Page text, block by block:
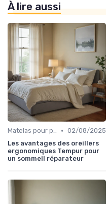
À lire aussi
Matelas pour problèmes de dos • 02/08/2025
Les avantages des oreillers
ergonomiques Tempur pour
un sommeil réparateur